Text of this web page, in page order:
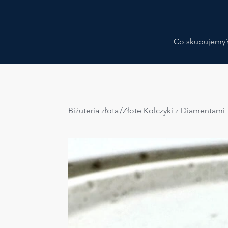
Co
Biżuteria złota/Złote Kolczyki z Diamentami